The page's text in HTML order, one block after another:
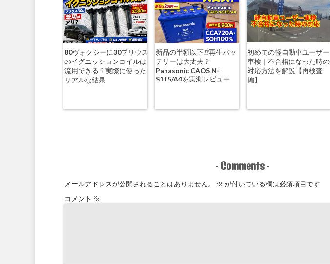
80ヴォクシーに30プリウス
のイグニッションコイルは
流用できる？実際に使った
リアルな結果
新品の半額以下!?再生バッ
テリーは大丈夫？
Panasonic CAOS N-
S115/A4を実測レビュー
初めての軽自動車ユーザー
車検｜不合格になった時の
対応方法を解説【再検査
編】
- Comments -
メールアドレスが公開されることはありません。 ※ が付いている欄は必須項目です
コメント ※